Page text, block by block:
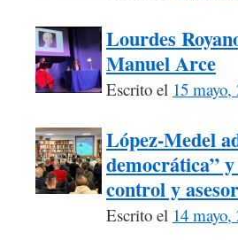
Lourdes
Manuel Arce
Escrito el 15 mayo,
López-Medel
democrática”
control y
Escrito el 14 mayo,